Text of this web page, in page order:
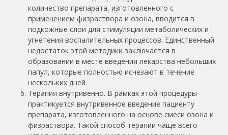
количество препарата, изготовленного с
применением физраствора и озона, вводится в
подкожные слои для стимуляции метаболических и
угнетения воспалительных процессов. Единственный
недостаток этой методики заключается в
образовании в месте введения лекарства небольших
папул, которые полностью исчезают в течение
нескольких дней.
Терапия внутривенно. В рамках этой процедуры
практикуется внутривенное введение пациенту
препарата, изготовленного на основе смеси озона и
физраствора. Такой способ терапии чаще всего